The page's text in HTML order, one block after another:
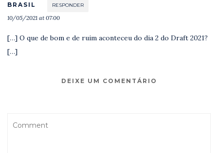
BRASIL
RESPONDER
10/05/2021 at 07:00
[…] O que de bom e de ruim aconteceu do dia 2 do Draft 2021?
[…]
DEIXE UM COMENTÁRIO